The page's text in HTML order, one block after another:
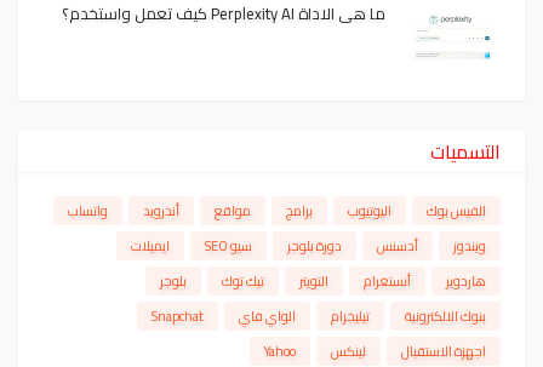
ما هي الاداة Perplexity AI كيف تعمل واستخدم؟
التسميات
الفيس بوك اليوتيوب برامج مواقع أندرويد
واتساب
ويندوز
أدسنس دورة بلوجر سيو SEO
ايميلات
هاردوير
أنستغرام التويتر تيك توك
بلوجر
بنوك الالكترونية
تيليجرام الواي فاي
Snapchat
اجهزة الاستقبال
لينكس Yahoo